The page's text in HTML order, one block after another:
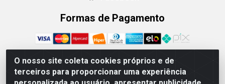
O nosso site coleta cookies próprios e de
terceiros para proporcionar uma experiência
Formas de Pagamento
Rafael & Dantas LTDA - Rua Floriano Peixoto, 137- Centro,